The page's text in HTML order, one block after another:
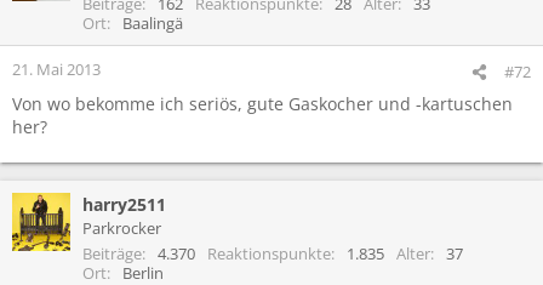
n
e
:
Ort
Baalingä
21. Mai 2013 #72
Von wo bekomme ich seriös, gute Gaskocher und -kartuschen
her?
harry2511
Parkrocker
Beiträge
4.370 Reaktionspunkte 1.835 Alter
37
Ort
Berlin